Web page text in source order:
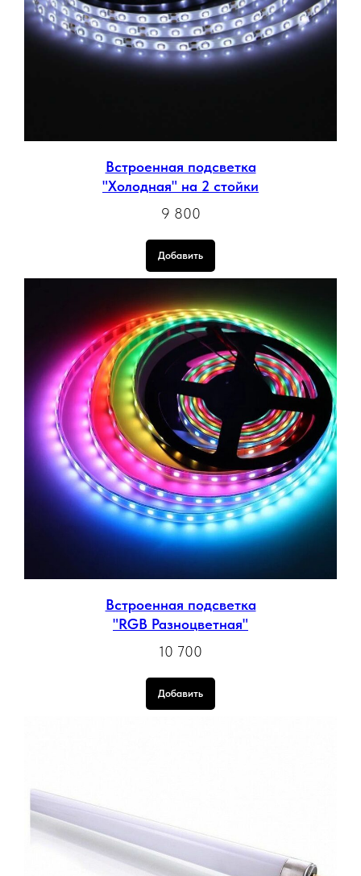
Встроенная подсветка
"Холодная" на 2 стойки
9 800
Добавить
Встроенная подсветка
"RGB Разноцветная"
10 700
Добавить